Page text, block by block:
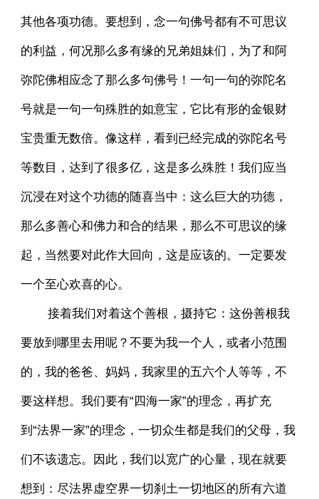
其他各项功德。要想到，念一句佛号都有不可思议
的利益，何况那么多有缘的兄弟姐妹们，为了和阿
弥陀佛相应念了那么多句佛号！一句一句的弥陀名
号就是一句一句殊胜的如意宝，它比有形的金银财
宝贵重无数倍。像这样，看到已经完成的弥陀名号
等数目，达到了很多亿，这是多么殊胜！我们应当
沉浸在对这个功德的随喜当中：这么巨大的功德，
那么多善心和佛力和合的结果，那么不可思议的缘
起，当然要对此作大回向，这是应该的。一定要发
一个至心欢喜的心。
接着我们对着这个善根，摄持它：这份善根我
要放到哪里去用呢？不要为我一个人，或者小范围
的，我的爸爸、妈妈，我家里的五六个人等等，不
要这样想。我们要有“四海一家”的理念，再扩充
到“法界一家”的理念，一切众生都是我们的父母，我
们不该遗忘。因此，我们以宽广的心量，现在就要
想到：尽法界虚空界一切刹土一切地区的所有六道